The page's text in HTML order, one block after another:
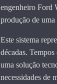
engenheiro Ford
produção de
Este sistema
décadas.
uma solução
necessidades de